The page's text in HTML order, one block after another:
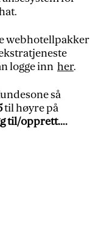
webhotellpakker
logge inn her.
så
til høyre på
til/opprett….